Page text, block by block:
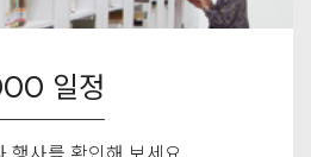
일정